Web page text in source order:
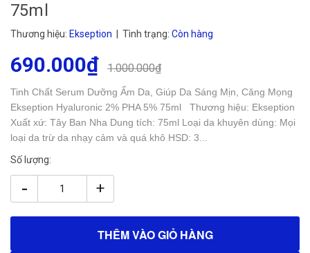
75ml
Thương hiệu: Ekseption | Tình trạng: Còn hàng
690.000₫ 1.000.000₫
Tinh Chất Serum Dưỡng Ẩm Da, Giúp Da Sáng Mịn, Căng Mọng
Ekseption Hyaluronic 2% PHA 5% 75ml Thương hiệu: Ekseption
Xuất xứ: Tây Ban Nha Dung tích: 75ml Loại da khuyên dùng: Mọi
loại da trừ da nhạy cảm và quá khô HSD: 3...
Số lượng:
- +
THÊM VÀO GIỎ HÀNG